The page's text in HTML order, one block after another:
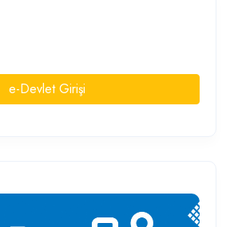
e-Devlet Girişi